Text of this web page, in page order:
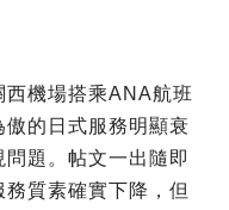
機場搭乘ANA航班
的日式服務明顯衰
題。帖文一出隨即
質素確實下降，但